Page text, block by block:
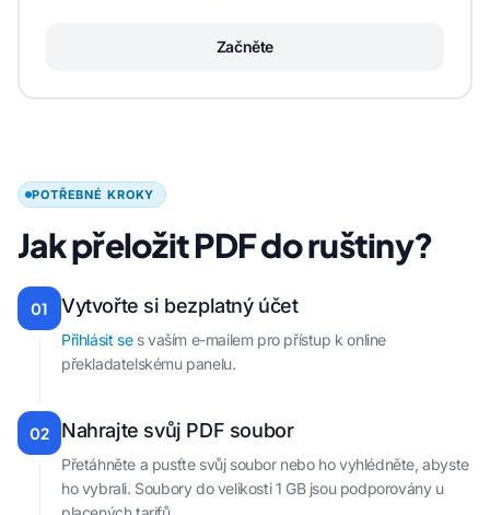
Začněte
POTŘEBNÉ KROKY
Jak přeložit PDF do ruštiny?
01 Vytvořte si bezplatný účet
Přihlásit ses vaším e-mailem pro přístup k online
překladatelskému panelu.
02 Nahrajte svůj PDF soubor
Přetáhněte a pusťte svůj soubor nebo ho vyhlédněte, abyste
ho vybrali. Soubory do velikosti 1 GB jsou podporovány u